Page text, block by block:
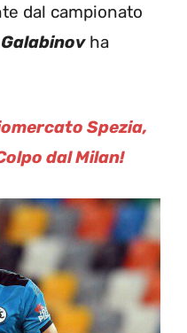
dal campionato
Galabinovha
Spezia,
dal Milan!